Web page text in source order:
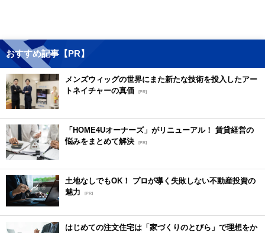
おすすめ記事【PR】
メンズウィッグの世界にまた新たな技術を投入したアー
トネイチャーの真価 [PR]
「HOME4Uオーナーズ」がリニューアル！ 賃貸経営の
悩みをまとめて解決 [PR]
土地なしでもOK！ プロが導く失敗しない不動産投資の
魅力
[PR]
はじめての注文住宅は「家づくりのとびら」で理想をか